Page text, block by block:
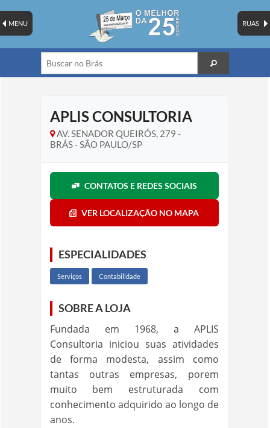
RUAS
MENU
APLIS CONSULTORIA
AV. SENADOR QUEIRÓS, 279 -
BRÁS - SÃO PAULO/SP
CONTATOS E REDES SOCIAIS
VER LOCALIZAÇÃO NO MAPA
ESPECIALIDADES
Serviços Contabilidade
SOBRE A LOJA
Fundada em 1968, a APLIS
Consultoria iniciou suas atividades
de forma modesta, assim como
tantas outras empresas, porem
muito bem estruturada com
conhecimento adquirido ao longo de
anos.